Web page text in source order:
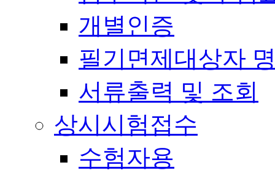
개별인증
필기면제대상자
서류출력 및 조회
상시시험접수
수험자용